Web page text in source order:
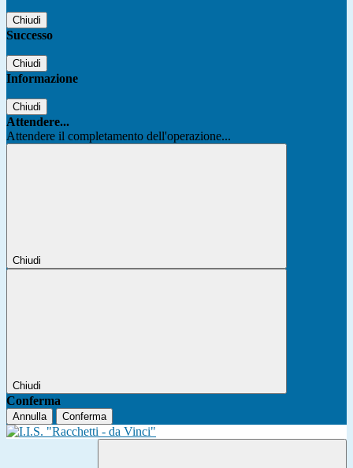
Chiudi
Successo
Chiudi
Informazione
Chiudi
Attendere...
Attendere il completamento dell'operazione...
Chiudi
Chiudi
Conferma
Annulla Conferma